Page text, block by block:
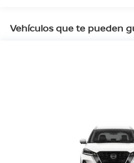
Vehículos que te pueden